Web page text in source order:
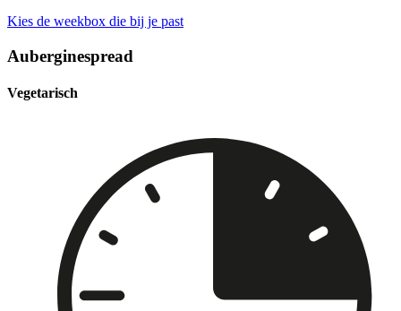
Kies de weekbox die bij je past
Auberginespread
Vegetarisch